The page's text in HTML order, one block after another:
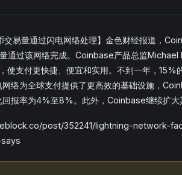
交易量通过闪电网络处理】金色财经报道，
通过该网络完成。Coinbase产品总监Michael
使支付更快捷、便宜和实用。不到一年，15%
网络为全球支付提供了更高效的基础设施，
回报率为4%至8%。此外，Coinbase继续扩大
post/352241/lightning-network-